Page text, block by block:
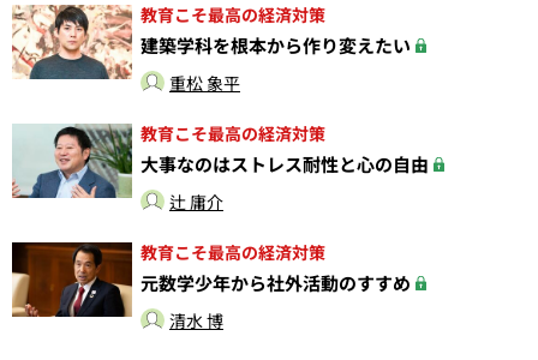
教育こそ最高の経済対策
建築学科を根本から作り変えたい
重松 象平
教育こそ最高の経済対策
大事なのはストレス耐性と心の自由
辻 庸介
教育こそ最高の経済対策
元数学少年から社外活動のすすめ
清水 博